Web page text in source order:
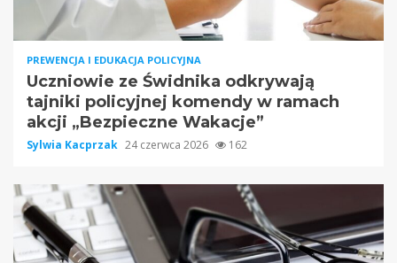
PREWENCJA I EDUKACJA POLICYJNA
Uczniowie ze Świdnika odkrywają
tajniki policyjnej komendy w ramach
akcji „Bezpieczne Wakacje”
Sylwia Kacprzak 24 czerwca 2026 162